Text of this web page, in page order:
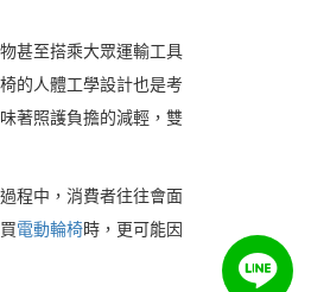
甚至搭乘大眾運輸工具
的人體工學設計也是考
味著照護負擔的減輕，雙
程中，消費者往往會面
電動輪椅時，更可能因